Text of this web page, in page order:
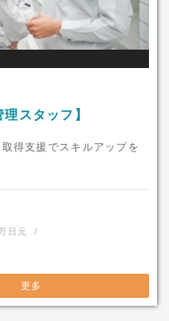
スタッフ】
得支援でスキルアップを
日元 /
更多